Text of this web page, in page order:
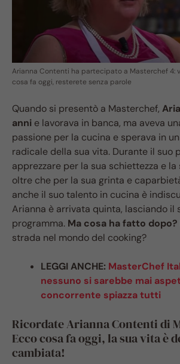
Arianna Contenti ha partecipato a Masterchef 4:
cosa fa oggi, resterete senza parole
Quando si presentò a Masterchef,
anni e lavorava in banca, ma aveva
passione per la cucina e sperava in
radicale della sua vita. Durante il suo
apprezzare per la sua schiettezza e la
oltre che per la sua grinta e
anche il suo talento in cucina è
Arianna è arrivata quinta, lasciando il
programma. Ma cosa ha fatto dopo?
strada nel mondo del cooking?
LEGGI ANCHE: MasterChef
nessuno si sarebbe mai
concorrente spiazza tutti
Ricordate Arianna Contenti di
Ecco cosa fa oggi, la sua vita è
cambiata!